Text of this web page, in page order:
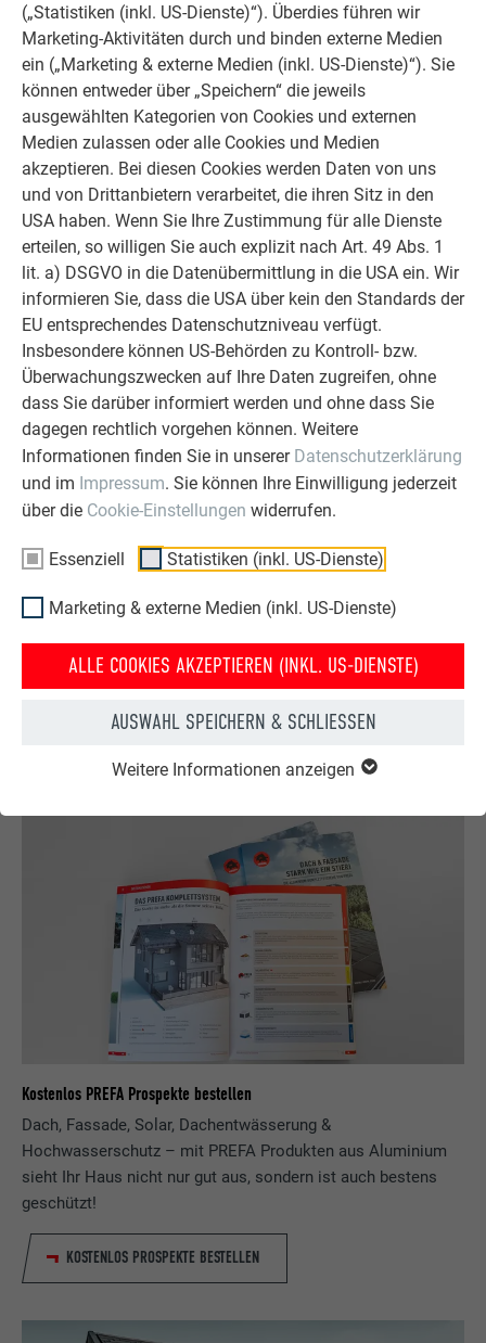
(„Statistiken (inkl. US-Dienste)“). Überdies führen wir
Marketing-Aktivitäten durch und binden externe Medien
ein („Marketing & externe Medien (inkl. US-Dienste)“). Sie
können entweder über „Speichern“ die jeweils
ausgewählten Kategorien von Cookies und externen
Medien zulassen oder alle Cookies und Medien
akzeptieren. Bei diesen Cookies werden Daten von uns
und von Drittanbietern verarbeitet, die ihren Sitz in den
USA haben. Wenn Sie Ihre Zustimmung für alle Dienste
erteilen, so willigen Sie auch explizit nach Art. 49 Abs. 1
lit. a) DSGVO in die Datenübermittlung in die USA ein. Wir
informieren Sie, dass die USA über kein den Standards der
EU entsprechendes Datenschutzniveau verfügt.
Insbesondere können US-Behörden zu Kontroll- bzw.
Überwachungszwecken auf Ihre Daten zugreifen, ohne
dass Sie darüber informiert werden und ohne dass Sie
dagegen rechtlich vorgehen können. Weitere
Informationen finden Sie in unserer Datenschutzerklärung
und im Impressum. Sie können Ihre Einwilligung jederzeit
über die Cookie-Einstellungen widerrufen.
Essenziell Statistiken (inkl. US-Dienste)
Marketing & externe Medien (inkl. US-Dienste)
ALLE COOKIES AKZEPTIEREN (INKL. US-DIENSTE)
AUSWAHL SPEICHERN & SCHLIESSEN
Weitere Informationen anzeigen
VERBANDPLATTE
MATERIAL:
Aluminium mit LDPE-Polyethylen-Kern, mit Schutzfolie
GRÖSSE
4010 x 1500 x 4,0 mm (Sondergrößen möglich)
GEWICHT
5,5 kg/m2
BESCHICHTUNG
hochwertige Zweischicht-Einbrennlackierung,
Vorderseite Duragloss 500
auf Alu- oder Holz-Unterkonstruktion geschraubt,
genietet oder geklebt
SONDERAUSFÜHRUNGEN
FR (fireresistent) und XL (Sondergrößen)
Kostenlos PREFA Prospekte bestellen
Dach, Fassade, Solar, Dachentwässerung &
Hochwasserschutz – mit PREFA Produkten aus Aluminium
sieht Ihr Haus nicht nur gut aus, sondern ist auch bestens
geschützt!
KOSTENLOS PROSPEKTE BESTELLEN